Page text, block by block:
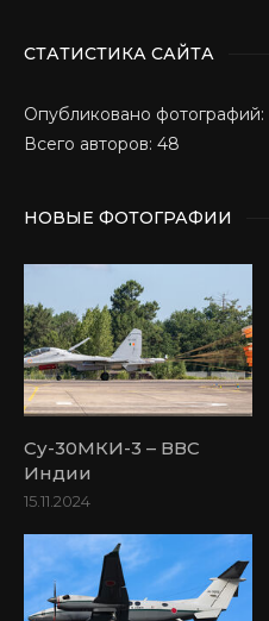
СТАТИСТИКА САЙТА
Опубликовано фотографий:
Всего авторов: 48
НОВЫЕ ФОТОГРАФИИ
Су-30МКИ-3 – ВВС
Индии
15.11.2024